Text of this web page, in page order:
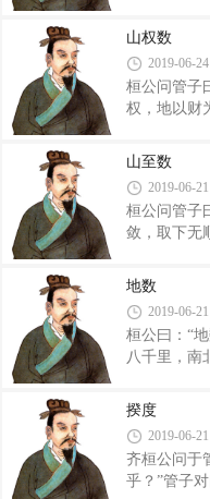
其所以强
出于一孔者
公曰，“行
若干？谷
干而中用？
干？曰：某
直时而櫎之
宜？”管子
汜下渐泽之
山权数
2019-06-24
桓公问管子
权，地以财
之权亡？”
(米??)卖子
卖子者；禹
故天权失，
三年与少半
水泆，民无
也。”桓公
山至数
2019-06-21
桓公问管子
敛，取下无
械器不奉。
倳贱无禄。
之言非也。
禄，故国谷
见使，五谷
曰贫之，使
聚之言非
地数
2019-06-21
桓公曰：“
八千里，南
九山。此之
起也。能者
封禅之王七
用。”桓公
曰：“昔者
揆度
2019-06-21
齐桓公问于
乎？”管子